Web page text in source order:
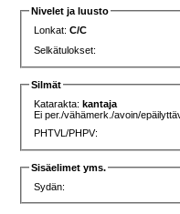
Nivelet ja luusto
Lonkat:C/C
Selkätulokset:
Silmät
Katarakta:kantaja
Ei per./vähämerk./avoin/
PHTVL/PHPV:
Sisäelimet yms.
Sydän: